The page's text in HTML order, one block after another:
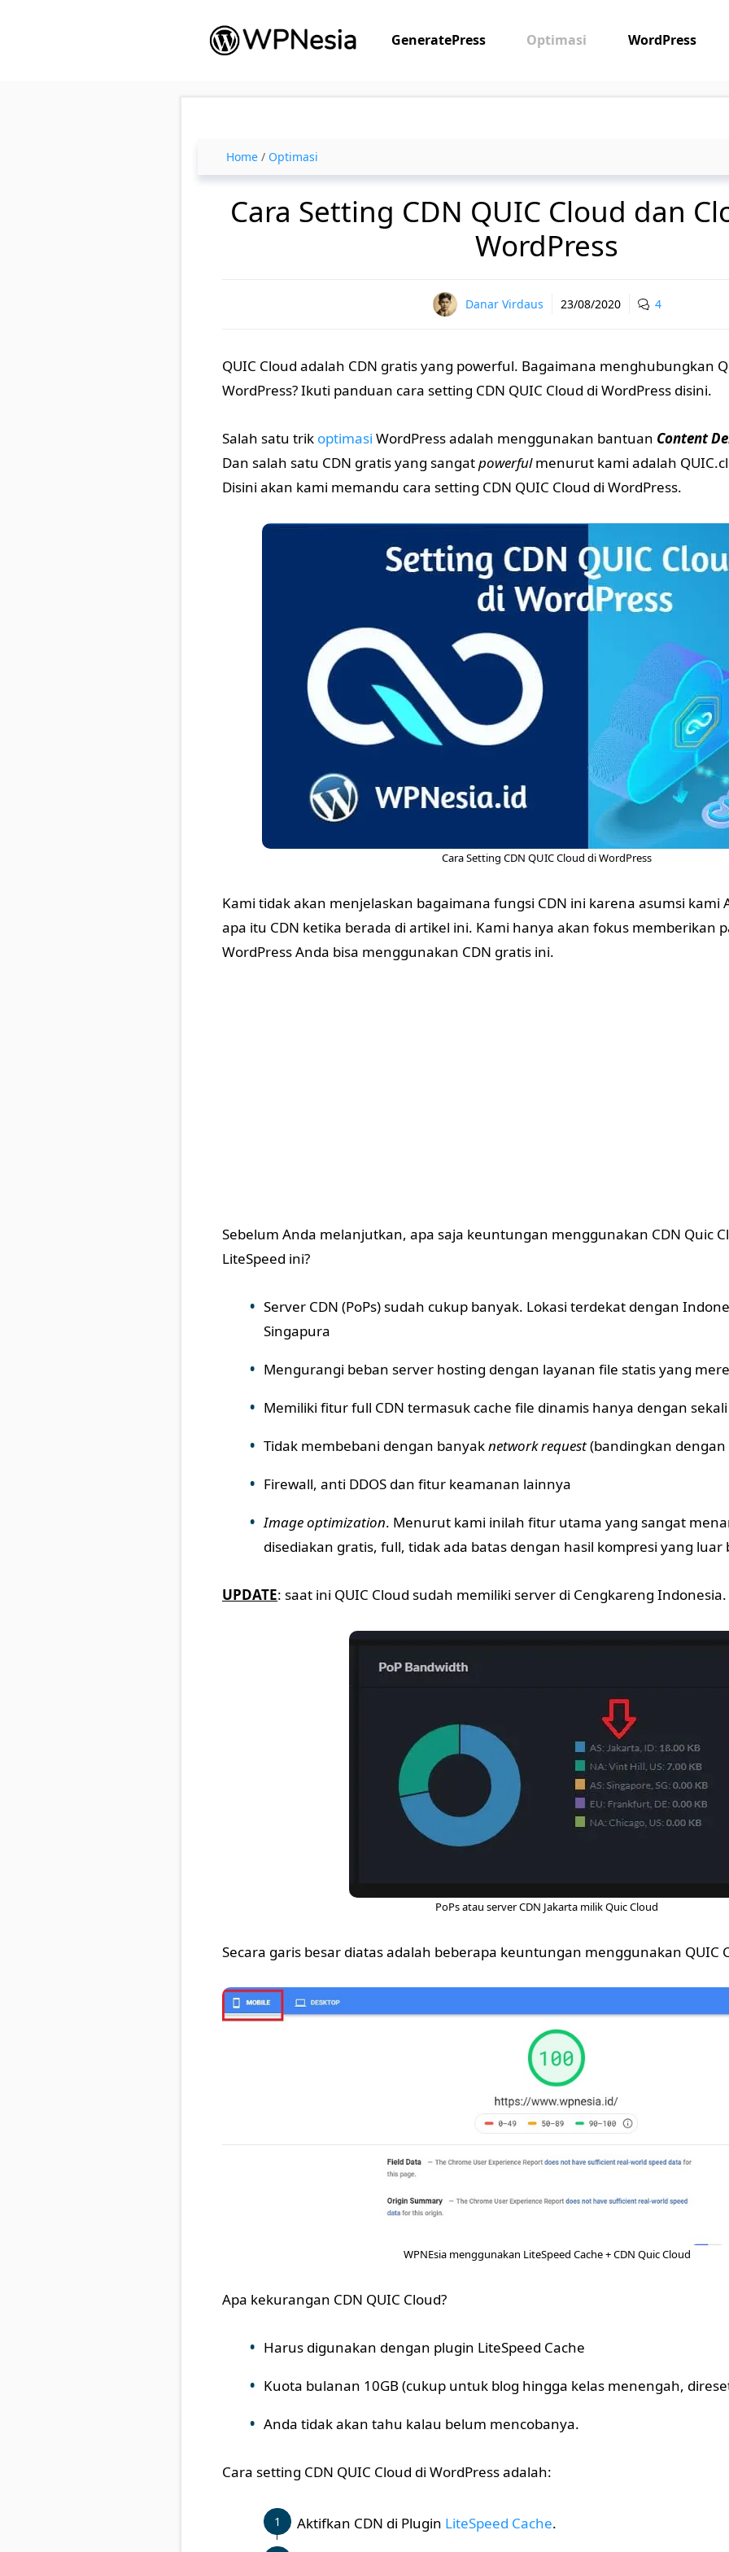
GeneratePress Optimasi WordPress
Home / Optimasi
Cara Setting CDN QUIC Cloud dan
WordPress
Danar Virdaus 23/08/2020 4
QUIC Cloud adalah CDN gratis yang powerful. Bagaimana menghubungkan
WordPress? Ikuti panduan cara setting CDN QUIC Cloud di WordPress disini.
Salah satu trik optimasi WordPress adalah menggunakan bantuan Content
Dan salah satu CDN gratis yang sangatpowerfulmenurut kami adalah
Disini akan kami memandu cara setting CDN QUIC Cloud di WordPress.
Cara Setting CDN QUIC Cloud di WordPress
Kami tidak akan menjelaskan bagaimana fungsi CDN ini karena asumsi kami
apa itu CDN ketika berada di artikel ini. Kami hanya akan fokus memberikan
WordPress Anda bisa menggunakan CDN gratis ini.
Sebelum Anda melanjutkan, apa saja keuntungan menggunakan CDN Quic
LiteSpeed ini?
Server CDN (PoPs) sudah cukup banyak. Lokasi terdekat dengan
Singapura
Mengurangi beban server hosting dengan layanan file statis yang
Memiliki fitur full CDN termasuk cache file dinamis hanya dengan
Tidak membebani dengan banyaknetwork request(bandingkan
Firewall, anti DDOS dan fitur keamanan lainnya
Image optimization. Menurut kami inilah fitur utama yang sangat
disediakan gratis, full, tidak ada batas dengan hasil kompresi yang luar
UPDATE: saat ini QUIC Cloud sudah memiliki server di Cengkareng Indonesia.
PoPs atau server CDN Jakarta milik Quic Cloud
Secara garis besar diatas adalah beberapa keuntungan menggunakan QUIC
WPNEsia menggunakan LiteSpeed Cache + CDN Quic Cloud
Apa kekurangan CDN QUIC Cloud?
Harus digunakan dengan plugin LiteSpeed Cache
Kuota bulanan 10GB (cukup untuk blog hingga kelas menengah,
Anda tidak akan tahu kalau belum mencobanya.
Cara setting CDN QUIC Cloud di WordPress adalah:
Aktifkan CDN di Plugin LiteSpeed Cache.